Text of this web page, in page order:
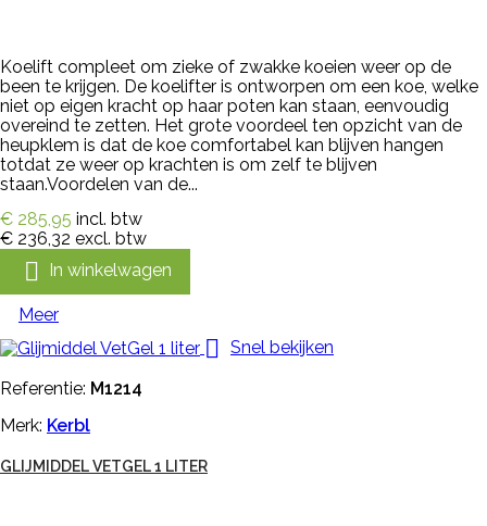
Koelift compleet om zieke of zwakke koeien weer op de
been te krijgen. De koelifter is ontworpen om een koe, welke
niet op eigen kracht op haar poten kan staan, eenvoudig
overeind te zetten. Het grote voordeel ten opzicht van de
heupklem is dat de koe comfortabel kan blijven hangen
totdat ze weer op krachten is om zelf te blijven
staan.Voordelen van de...
€ 285,95 incl. btw
€ 236,32 excl. btw
 In winkelwagen
Meer
 Snel bekijken
Referentie: M1214
Merk: Kerbl
GLIJMIDDEL VETGEL 1 LITER